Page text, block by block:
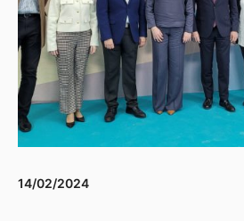
14/02/2024